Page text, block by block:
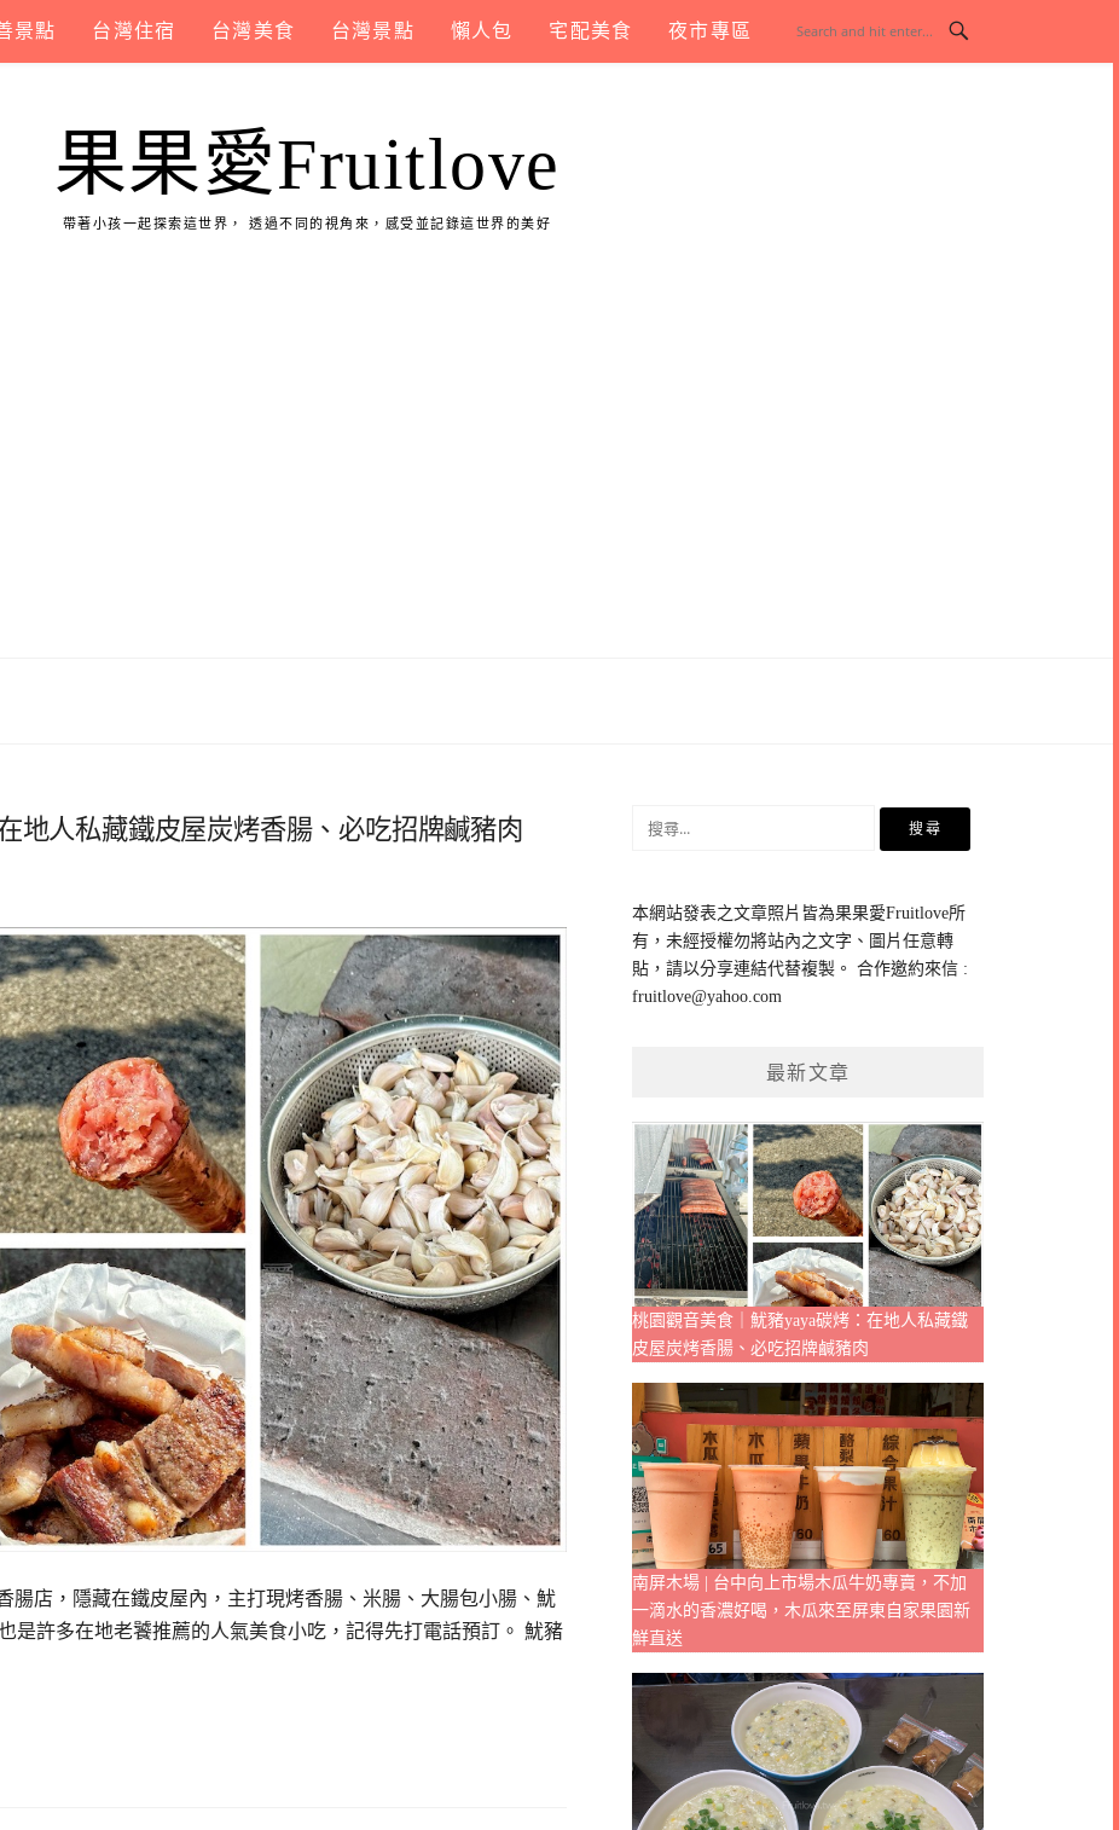
景點 台灣住宿 台灣美食 台灣景點 懶人包 宅配美食 夜市專區
果果愛Fruitlove
帶著小孩一起探索這世界， 透過不同的視角來，感受並記錄這世界的美好
地人私藏鐵皮屋炭烤香腸、必吃招牌鹹豬肉
腸店，隱藏在鐵皮屋內，主打現烤香腸、米腸、大腸包小腸、魷
是許多在地老饕推薦的人氣美食小吃，記得先打電話預訂。 魷豬
鍵
字:
本網站發表之文章照片皆為果果愛Fruitlove所
有，未經授權勿將站內之文字、圖片任意轉
貼，請以分享連結代替複製。 合作邀約來信 :
fruitlove@yahoo.com
最新文章
桃園觀音美食｜魷豬yaya碳烤：在地人私藏鐵
皮屋炭烤香腸、必吃招牌鹹豬肉
南屏木場 | 台中向上市場木瓜牛奶專賣，不加
一滴水的香濃好喝，木瓜來至屏東自家果園新
鮮直送